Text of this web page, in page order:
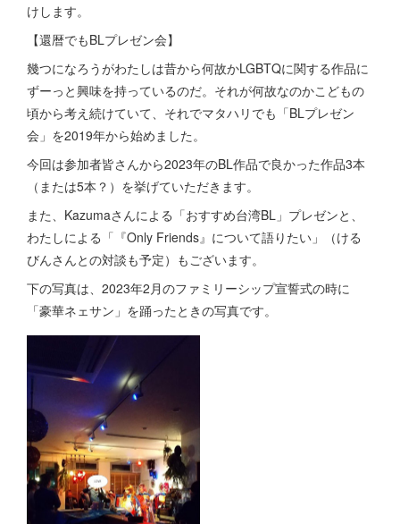
けします。
【還暦でもBLプレゼン会】
幾つになろうがわたしは昔から何故かLGBTQに関する作品に
ずーっと興味を持っているのだ。それが何故なのかこどもの
頃から考え続けていて、それでマタハリでも「BLプレゼン
会」を2019年から始めました。
今回は参加者皆さんから2023年のBL作品で良かった作品3本
（または5本？）を挙げていただきます。
また、Kazumaさんによる「おすすめ台湾BL」プレゼンと、
わたしによる「『Only Friends』について語りたい」（ける
びんさんとの対談も予定）もございます。
下の写真は、2023年2月のファミリーシップ宣誓式の時に
「豪華ネェサン」を踊ったときの写真です。